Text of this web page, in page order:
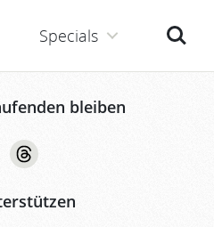
Specials Suche
bleiben